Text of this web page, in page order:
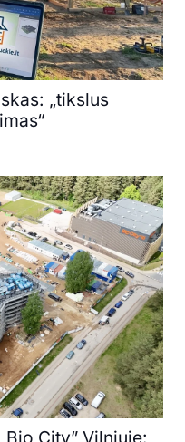
„tikslus
City” Vilniuje: